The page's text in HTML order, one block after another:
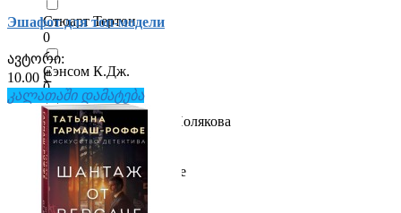
Стюарт Тертон
0
Сэнсом К.Дж.
0
Татьяна Викторовна Полякова
0
Татьяна Гармаш-Роффе
0
Эшафот для топ-модели
ავტორი:
10.00 ₾
კალათაში დამატება